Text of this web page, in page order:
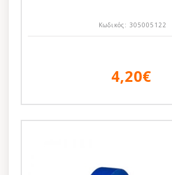
Κωδικός: 305005122
4,20€